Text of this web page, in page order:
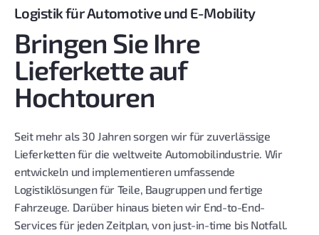
Logistik für Automotive und E-Mobility
Bringen Sie Ihre
Lieferkette auf
Hochtouren
Seit mehr als 30 Jahren sorgen wir für zuverlässige
Lieferketten für die weltweite Automobilindustrie. Wir
entwickeln und implementieren umfassende
Logistiklösungen für Teile, Baugruppen und fertige
Fahrzeuge. Darüber hinaus bieten wir End-to-End-
Services für jeden Zeitplan, von just-in-time bis Notfall.